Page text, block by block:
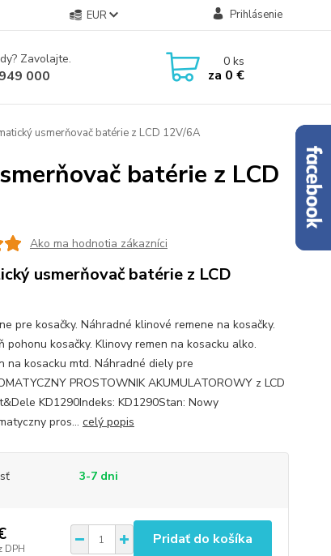
EUR Prihlásenie
Zavolajte.
000
0ks
za 0 €
usmerňovač batérie z LCD 12V/6A
batérie z LCD
Ako ma hodnotia zákazníci
usmerňovač batérie z LCD
pre kosačky. Náhradné klinové remene na kosačky.
pohonu kosačky. Klinovy remen na kosacku alko.
na kosacku mtd. Náhradné diely pre
PROSTOWNIK AKUMULATOROWY z LCD
KD1290Indeks: KD1290Stan: Nowy
pros... celý popis
3-7 dni
DPH
Pridať do košíka